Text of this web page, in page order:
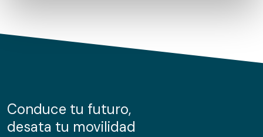
de cookies.
información sobre el uso que haga del sitio web con
nuestros partners de redes sociales, publicidad y análisis
Conduce tu futuro,
desata tu movilidad